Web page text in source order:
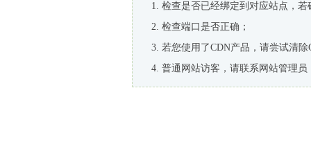
检查是否已经绑定到对应站点，
检查端口是否正确；
若您使用了CDN产品，请尝试清除
普通网站访客，请联系网站管理员